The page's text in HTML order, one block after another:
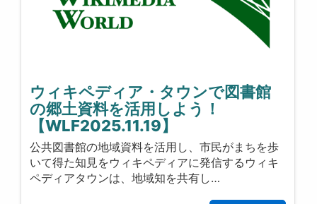
ウィキペディア・タウンで図書館
の郷土資料を活用しよう！
【WLF2025.11.19】
公共図書館の地域資料を活用し、市民がまちを歩
いて得た知見をウィキペディアに発信するウィキ
ペディアタウンは、地域知を共有し…